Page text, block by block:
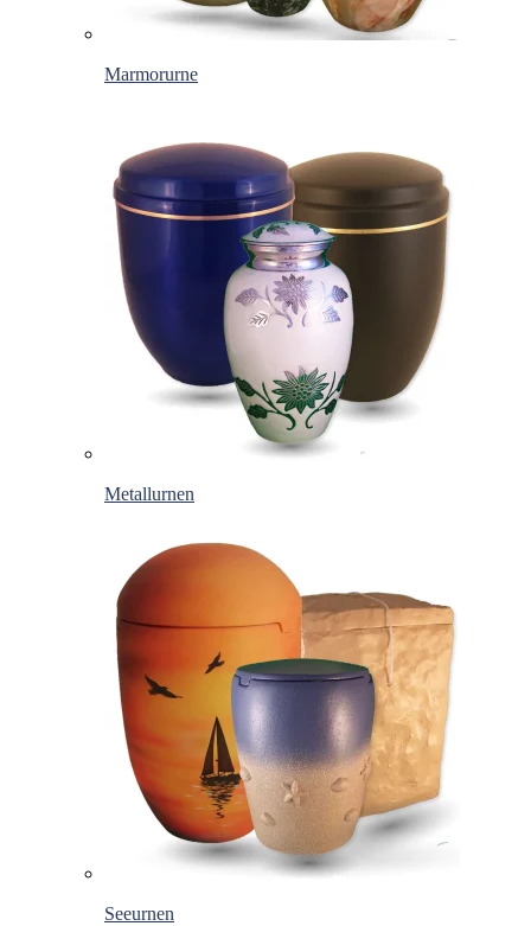
Marmorurne
Metallurnen
Seeurnen